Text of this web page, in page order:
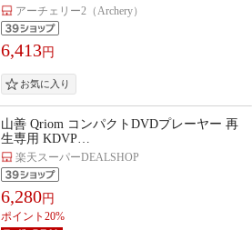
アーチェリー2（Archery）
6,413円
山善 Qriom コンパクトDVDプレーヤー 再
生専用 KDVP…
楽天スーパーDEALSHOP
6,280円
ポイント20%